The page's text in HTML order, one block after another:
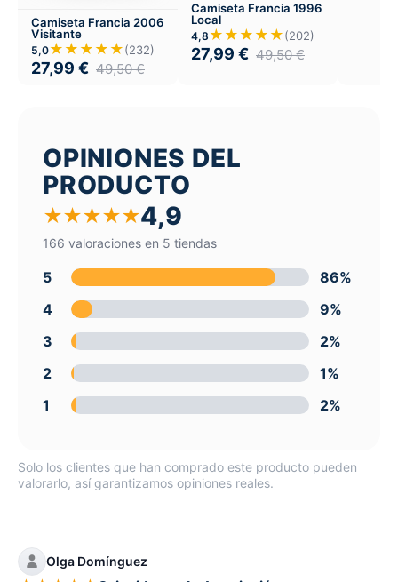
Camiseta Francia 2006
Visitante
5,0★★★★★(232)
27,99 € 49,50€
Camiseta Francia 1996
Local
4,8 ★★★★★(202)
27,99 € 49,50€
OPINIONES DEL
PRODUCTO
★★★★★4,9
166 valoraciones en 5 tiendas
5
86%
4
9%
3
2%
2
1%
1
2%
Solo los clientes que han comprado este producto pueden
valorarlo, así garantizamos opiniones reales.
Olga Domínguez